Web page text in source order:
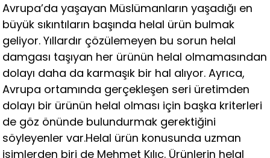
Avrupa’da yaşayan Müslümanların yaşadığı en
büyük sıkıntıların başında helal ürün bulmak
geliyor. Yıllardır çözülemeyen bu sorun helal
damgası taşıyan her ürünün helal olmamasından
dolayı daha da karmaşık bir hal alıyor. Ayrıca,
Avrupa ortamında gerçekleşen seri üretimden
dolayı bir ürünün helal olması için başka kriterleri
de göz önünde bulundurmak gerektiğini
söyleyenler var.Helal ürün konusunda uzman
isimlerden biri de Mehmet Kılıç. Ürünlerin helal